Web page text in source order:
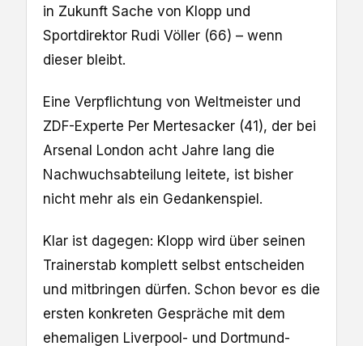
in Zukunft Sache von Klopp und
Sportdirektor Rudi Völler (66) – wenn
dieser bleibt.
Eine Verpflichtung von Weltmeister und
ZDF-Experte Per Mertesacker (41), der bei
Arsenal London acht Jahre lang die
Nachwuchsabteilung leitete, ist bisher
nicht mehr als ein Gedankenspiel.
Klar ist dagegen: Klopp wird über seinen
Trainerstab komplett selbst entscheiden
und mitbringen dürfen. Schon bevor es die
ersten konkreten Gespräche mit dem
ehemaligen Liverpool- und Dortmund-